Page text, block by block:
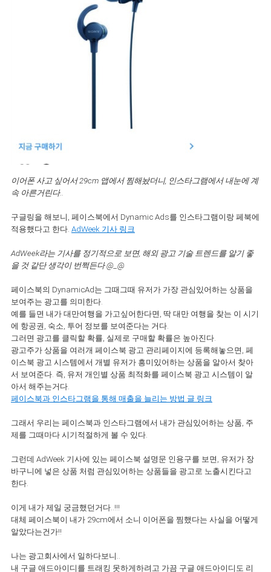
이어폰 사고 싶어서 29cm 앱에서 찜해놨더니, 인스타그램에서 내눈에 계
속 아른거린다..
구글링을 해보니, 페이스북에서 Dynamic Ads를 인스타그램이랑 페북에
적용했다고 한다. AdWeek 기사 링크
AdWeek라는 기사를 정기적으로 보면, 해외 광고 기술 트렌드를 알기 좋
을 것 같단 생각이 번쩍든다 @_@
페이스북의 DynamicAd는 그때그때 유저가 가장 관심있어하는 상품을
보여주는 광고를 의미한다.
예를 들면 내가 대만여행을 가고싶어한다면, 딱 대만 여행을 찾는 이 시기
에 항공권, 숙소, 투어 정보를 보여준다는 거다.
그러면 광고를 클릭할 확률, 실제로 구매할 확률은 높아진다.
광고주가 상품을 여러개 페이스북 광고 관리페이지에 등록해놓으면, 페
이스북 광고 시스템에서 개별 유저가 흥미있어하는 상품을 알아서 찾아
서 보여준다. 즉, 유저 개인별 상품 최적화를 페이스북 광고 시스템이 알
아서 해주는거다.
페이스북과 인스타그램을 통해 매출을 늘리는 방법 글 링크
그래서 우리는 페이스북과 인스타그램에서 내가 관심있어하는 상품, 주
제를 그때마다 시기적절하게 볼 수 있다.
그런데 AdWeek 기사에 있는 페이스북 설명문 인용구를 보면, 유저가 장
바구니에 넣은 상품 처럼 관심있어하는 상품들을 광고로 노출시킨다고
한다.
이게 내가 제일 궁금했던거다..!!!
대체 페이스북이 내가 29cm에서 소니 이어폰을 찜했다는 사실을 어떻게
알았다는건가!!
나는 광고회사에서 일하다보니..
내 구글 애드아이디를 트래킹 못하게하려고 가끔 구글 애드아이디도 리